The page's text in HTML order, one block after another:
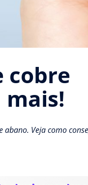
cobre
mais!
Veja como